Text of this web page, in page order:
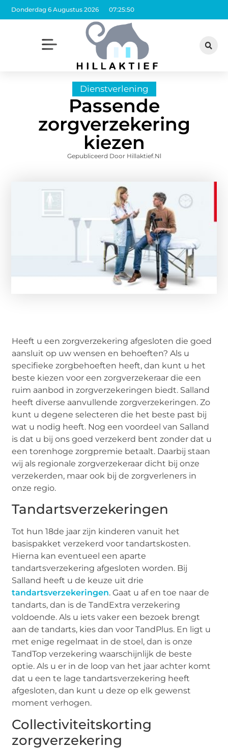
Donderdag 6 Augustus 2026 07:25:50
Dienstverlening
Passende
zorgverzekering
kiezen
Gepubliceerd Door Hillaktief.nl
Heeft u een zorgverzekering afgesloten die goed
aansluit op uw wensen en behoeften? Als u
specifieke zorgbehoeften heeft, dan kunt u het
beste kiezen voor een zorgverzekeraar die een
ruim aanbod in zorgverzekeringen biedt. Salland
heeft diverse aanvullende zorgverzekeringen. Zo
kunt u degene selecteren die het beste past bij
wat u nodig heeft. Nog een voordeel van Salland
is dat u bij ons goed verzekerd bent zonder dat u
een torenhoge zorgpremie betaalt. Daarbij staan
wij als regionale zorgverzekeraar dicht bij onze
verzekerden, maar ook bij de zorgverleners in
onze regio.
Tandartsverzekeringen
Tot hun 18de jaar zijn kinderen vanuit het
basispakket verzekerd voor tandartskosten.
Hierna kan eventueel een aparte
tandartsverzekering afgesloten worden. Bij
Salland heeft u de keuze uit drie
tandartsverzekeringen. Gaat u af en toe naar de
tandarts, dan is de TandExtra verzekering
voldoende. Als u iets vaker een bezoek brengt
aan de tandarts, kies dan voor TandPlus. En ligt u
met enige regelmaat in de stoel, dan is onze
TandTop verzekering waarschijnlijk de beste
optie. Als u er in de loop van het jaar achter komt
dat u een te lage tandartsverzekering heeft
afgesloten, dan kunt u deze op elk gewenst
moment verhogen.
Collectiviteitskorting
zorgverzekering